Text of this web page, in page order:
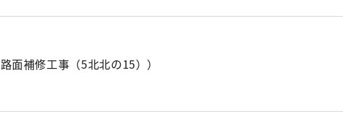
路面補修工事（5北北の15））